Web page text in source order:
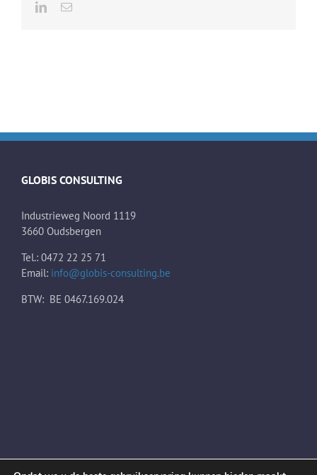
LinkedIn
E-
GLOBIS CONSULTING
Industrieweg Noord 1119
3660 Oudsbergen
Tel.: 0472 22 25 71
Email: info@globis-consulting.be
BTW: BE 0467.169.024